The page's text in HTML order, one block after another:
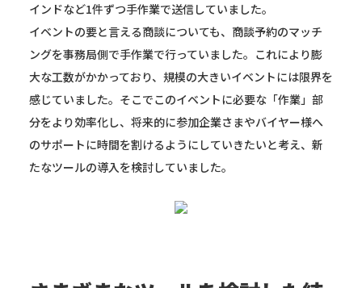
インドなど1件ずつ手作業で送信していました。
イベントの要と言える商談についても、商談予約のマッチ
ングを事務局側で手作業で行っていました。これにより膨
大な工数がかかっており、規模の大きいイベントには限界を
感じていました。そこでこのイベントに必要な「作業」部
分をより効率化し、将来的に参加企業さまやバイヤー様へ
のサポートに時間を割けるようにしていきたいと考え、新
たなツールの導入を検討していました。